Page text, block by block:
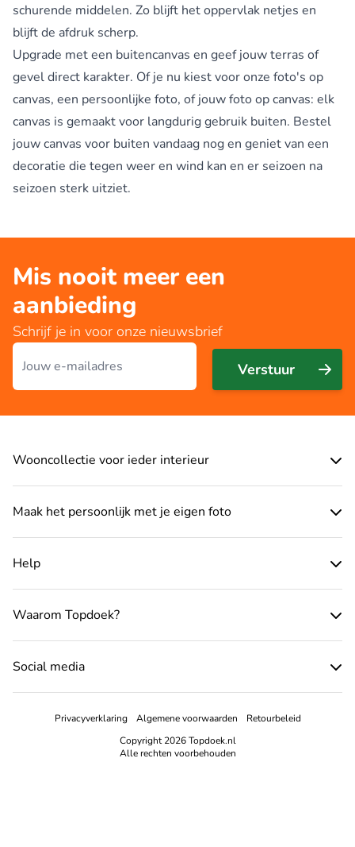
schurende middelen. Zo blijft het oppervlak netjes en
blijft de afdruk scherp.
Upgrade met een buitencanvas en geef jouw terras of
gevel direct karakter. Of je nu kiest voor onze foto's op
canvas, een persoonlijke foto, of jouw foto op canvas: elk
canvas is gemaakt voor langdurig gebruik buiten. Bestel
jouw canvas voor buiten vandaag nog en geniet van een
decoratie die tegen weer en wind kan en er seizoen na
seizoen sterk uitziet.
Mis nooit meer een
aanbieding
Schrijf je in voor onze nieuwsbrief
E-mailadres
Verstuur
Wooncollectie voor ieder interieur
Maak het persoonlijk met je eigen foto
Help
Waarom Topdoek?
Social media
Privacyverklaring Algemene voorwaarden
Retourbeleid
Copyright 2026 Topdoek.nl
Alle rechten voorbehouden